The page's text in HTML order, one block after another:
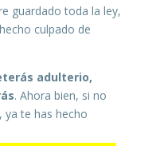
guardado toda la ley,
culpado de
adulterio,
. Ahora bien, si no
te has hecho